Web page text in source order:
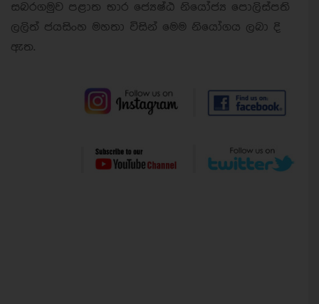
සබරගමුව පළාත භාර ජ්‍යෙෂ්ඨ නියෝජ්‍ය පොලිස්පති
ලලිත් ජයසිංහ මහතා විසින් මෙම නියෝගය ලබා දි
ඇත.